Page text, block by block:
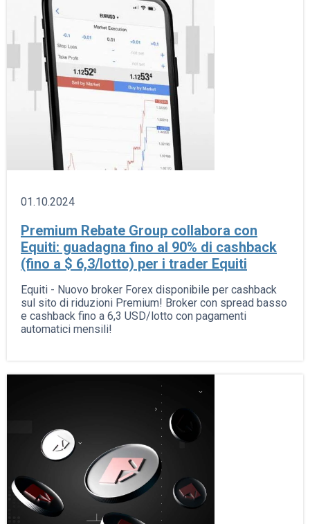
01.10.2024
Premium Rebate Group collabora con
Equiti: guadagna fino al 90% di cashback
(fino a $ 6,3/lotto) per i trader Equiti
Equiti - Nuovo broker Forex disponibile per cashback
sul sito di riduzioni Premium! Broker con spread basso
e cashback fino a 6,3 USD/lotto con pagamenti
automatici mensili!